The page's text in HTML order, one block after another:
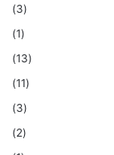
(3)
(1)
(13)
(11)
(3)
(2)